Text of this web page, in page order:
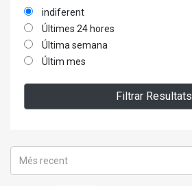
indiferent
Últimes 24 hores
Última semana
Últim mes
Filtrar Resultats
Més recent